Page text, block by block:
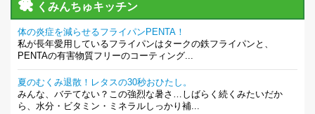
くみんちゅキッチン
体の炎症を減らせるフライパンPENTA！
私が長年愛用しているフライパンはタークの鉄フライパンと、
PENTAの有害物質フリーのコーティング...
夏のむくみ退散！レタスの30秒おひたし。
みんな、バテてない？この強烈な暑さ…しばらく続くみたいだか
ら、水分・ビタミン・ミネラルしっかり補...